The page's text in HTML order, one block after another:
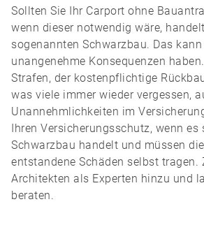
Sollten Sie Ihr Carport ohne
wenn dieser notwendig wäre,
sogenannten Schwarzbau. Das
unangenehme Konsequenzen
Strafen, der kostenpflichtige
was viele immer wieder vergessen,
Unannehmlichkeiten im
Ihren Versicherungsschutz, wenn es
Schwarzbau handelt und müssen
entstandene Schäden selbst tragen.
Architekten als Experten hinzu und
beraten.